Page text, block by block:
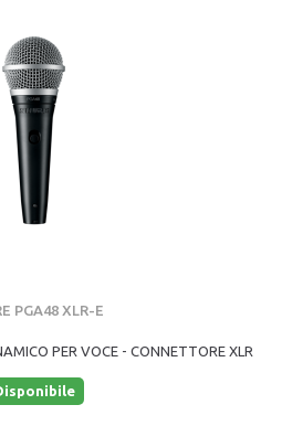
PGA48 XLR-E
PER VOCE - CONNETTORE XLR